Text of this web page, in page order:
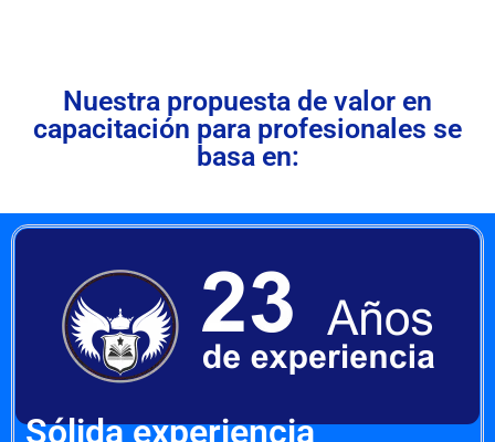
Nuestra propuesta de valor en
capacitación para profesionales se
basa en:
Sólida experiencia